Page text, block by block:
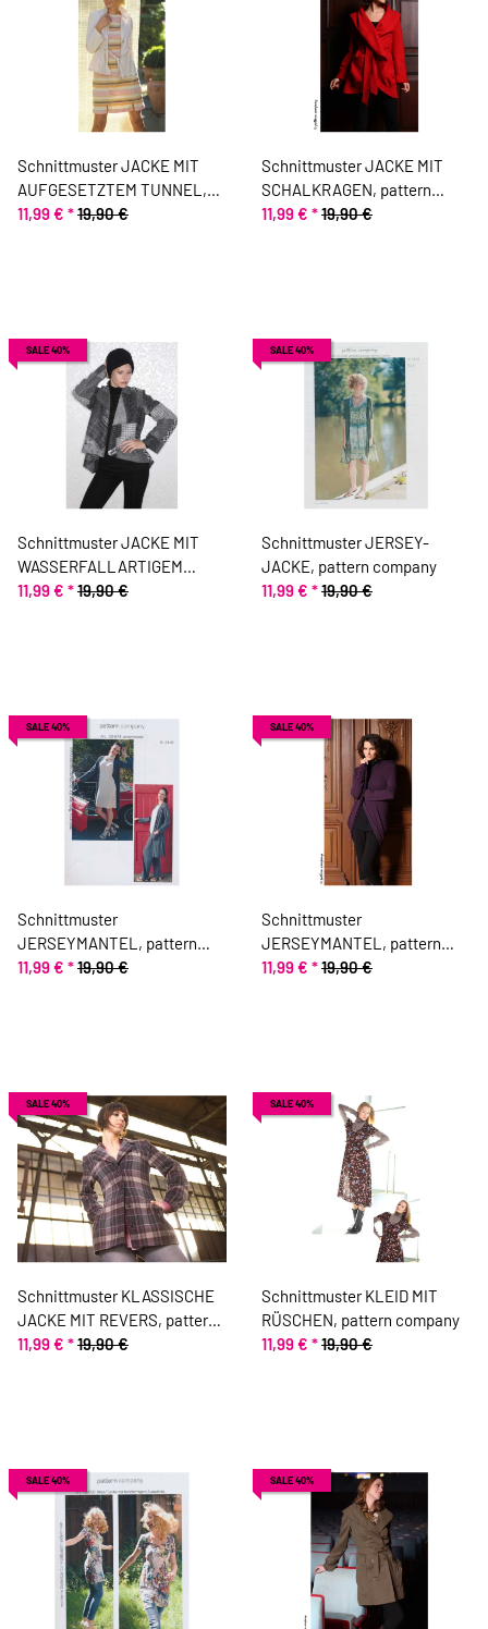
Schnittmuster JACKE MIT
AUFGESETZTEM TUNNEL,
pattern company
11,99 € *19,90 €
Schnittmuster JACKE MIT
SCHALKRAGEN, pattern
company
11,99 € *19,90 €
SALE 40%
Schnittmuster JACKE MIT
WASSERFALLARTIGEM
SAUMVERLAUF, pattern
11,99 € *19,90 €
SALE 40%
Schnittmuster JERSEY-
JACKE, pattern company
11,99 € *19,90 €
SALE 40%
Schnittmuster
JERSEYMANTEL, pattern
company
11,99 € *19,90 €
SALE 40%
Schnittmuster
JERSEYMANTEL, pattern
company
11,99 € *19,90 €
SALE 40%
Schnittmuster KLASSISCHE
JACKE MIT REVERS, pattern
company
11,99 € *19,90 €
SALE 40%
Schnittmuster KLEID MIT
RÜSCHEN, pattern company
11,99 € *19,90 €
SALE 40% SALE 40%